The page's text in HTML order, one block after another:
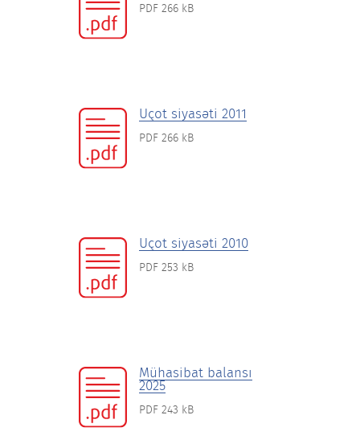
PDF 266 kB
Uçot siyasəti 2011
PDF 266 kB
Uçot siyasəti 2010
PDF 253 kB
Mühasibat balansı
2025
PDF 243 kB